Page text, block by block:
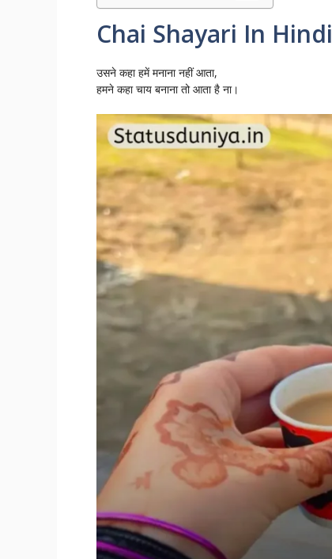
Chai Shayari In Hindi
उसने कहा हमें मनाना नहीं आता,
हमने कहा चाय बनाना तो आता है ना।